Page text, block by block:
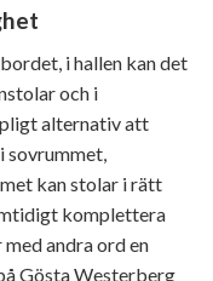
i hallen kan det
och i
alternativ att
sovrummet,
kan stolar i rätt
komplettera
andra ord en
Gösta Westerberg